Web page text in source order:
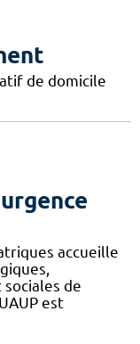
de domicile
accueille
de
est